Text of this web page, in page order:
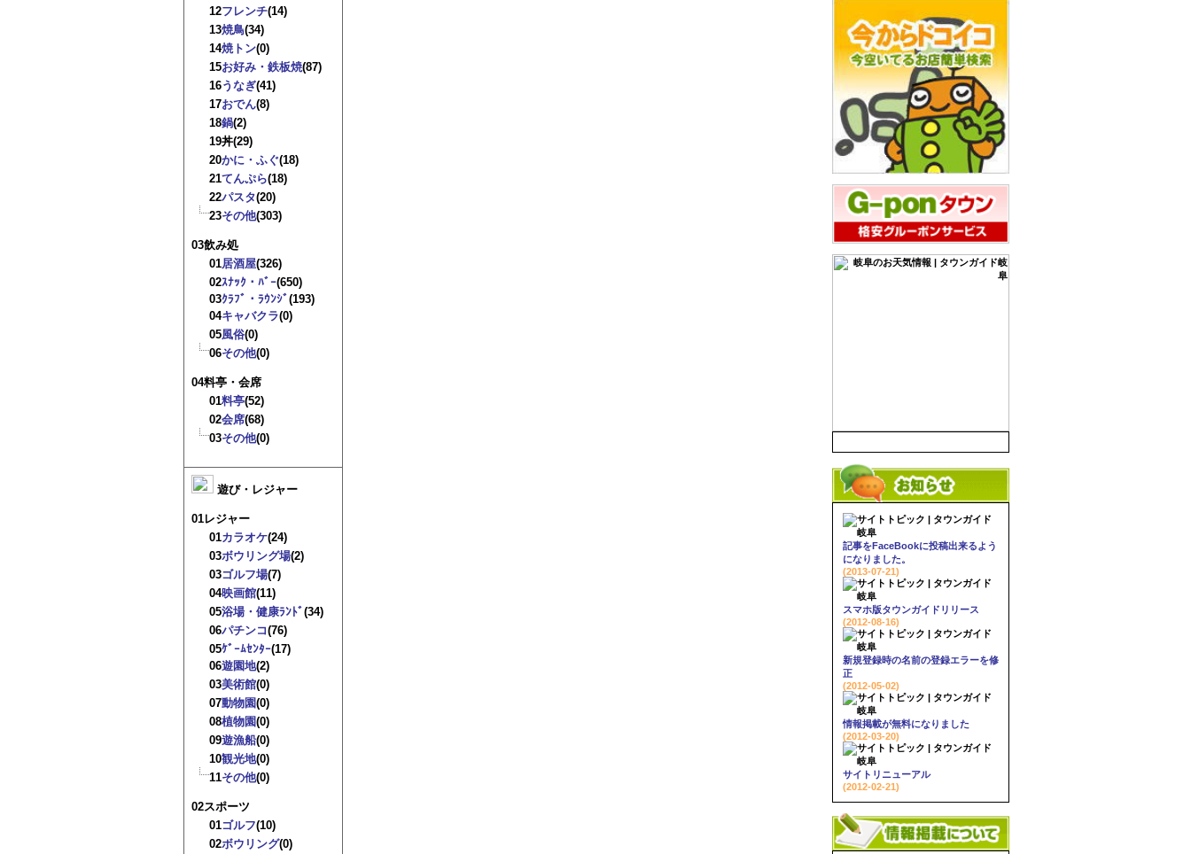
12フレンチ(14)
13焼鳥(34)
14焼トン(0)
15お好み・鉄板焼(87)
16うなぎ(41)
17おでん(8)
18鍋(2)
19丼(29)
20かに・ふぐ(18)
21てんぷら(18)
22パスタ(20)
23その他(303)
03飲み処
01居酒屋(326)
02ｽﾅｯｸ・ﾊﾞｰ(650)
03ｸﾗﾌﾞ・ﾗｳﾝｼﾞ(193)
04キャバクラ(0)
05風俗(0)
06その他(0)
04料亭・会席
01料亭(52)
02会席(68)
03その他(0)
遊び・レジャー
01レジャー
01カラオケ(24)
03ボウリング場(2)
03ゴルフ場(7)
04映画館(11)
05浴場・健康ﾗﾝﾄﾞ(34)
06パチンコ(76)
05ｹﾞｰﾑｾﾝﾀｰ(17)
06遊園地(2)
03美術館(0)
07動物園(0)
08植物園(0)
09遊漁船(0)
10観光地(0)
11その他(0)
02スポーツ
01ゴルフ(10)
02ボウリング(0)
記事をFaceBookに投稿出来るよう
になりました。
(2013-07-21)
スマホ版タウンガイドリリース
(2012-08-16)
新規登録時の名前の登録エラーを修
正
(2012-05-02)
情報掲載が無料になりました
(2012-03-20)
サイトリニューアル
(2012-02-21)